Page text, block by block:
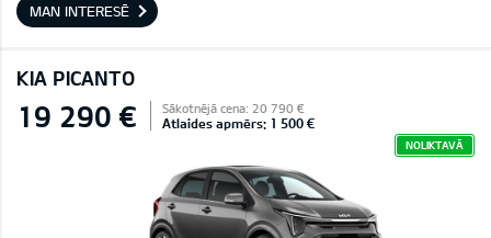
MAN INTERESĒ
KIA PICANTO
19 290 € Sākotnējā cena: 20 790 €
Atlaides apmērs: 1 500 €
NOLIKTAVĀ